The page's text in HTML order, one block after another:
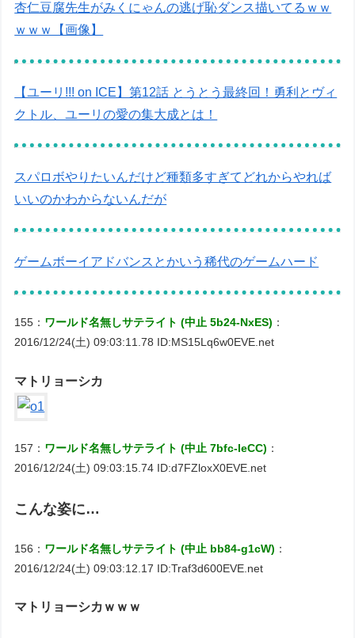
杏仁豆腐先生がみくにゃんの逃げ恥ダンス描いてるｗｗ
ｗｗｗ【画像】
【ユーリ!!! on ICE】第12話 とうとう最終回！勇利とヴィ
クトル、ユーリの愛の集大成とは！
スパロボやりたいんだけど種類多すぎてどれからやれば
いいのかわからないんだが
ゲームボーイアドバンスとかいう稀代のゲームハード
155： ワールド名無しサテライト (中止 5b24-NxES) ：
2016/12/24(土) 09:03:11.78 ID:MS15Lq6w0EVE.net
マトリョーシカ
157： ワールド名無しサテライト (中止 7bfc-IeCC) ：
2016/12/24(土) 09:03:15.74 ID:d7FZloxX0EVE.net
こんな姿に…
156： ワールド名無しサテライト (中止 bb84-g1cW) ：
2016/12/24(土) 09:03:12.17 ID:Traf3d600EVE.net
マトリョーシカｗｗｗ